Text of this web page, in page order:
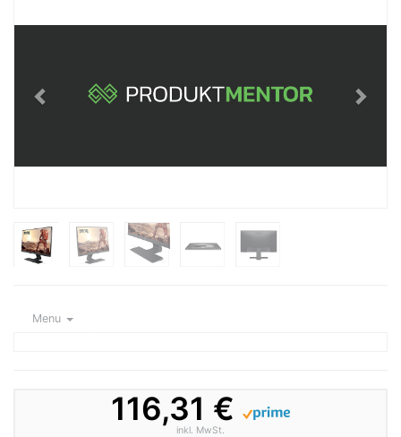
Menu
116,31 €
inkl. MwSt.